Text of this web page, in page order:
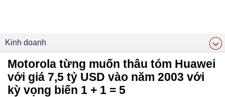
Kinh doanh
Motorola từng muốn thâu tóm Huawei
với giá 7,5 tỷ USD vào năm 2003 với
kỳ vọng biến 1 + 1 = 5